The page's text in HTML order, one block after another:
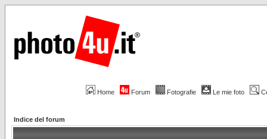
Home Forum Fotografie Le mie foto
Indice del forum